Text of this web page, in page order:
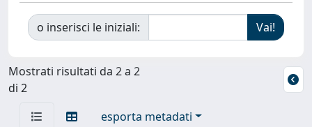
o inserisci le iniziali:
Mostrati risultati da 2 a 2
di 2
esporta metadati